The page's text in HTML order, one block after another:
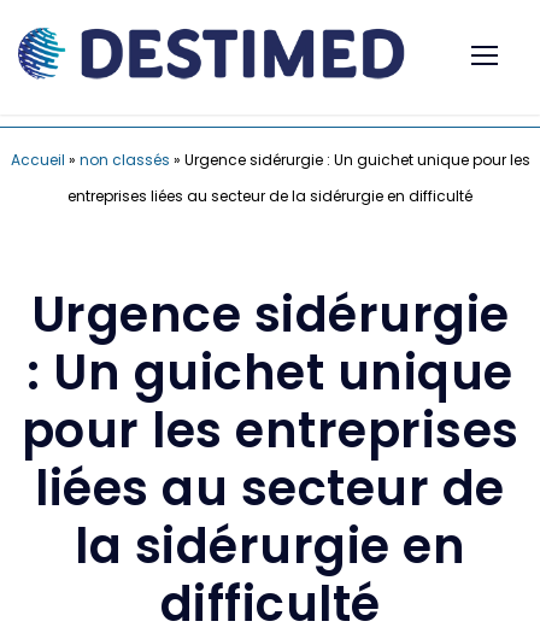
Accueil » non classés » Urgence sidérurgie : Un guichet unique pour les
entreprises liées au secteur de la sidérurgie en difficulté
Urgence sidérurgie
: Un guichet unique
pour les entreprises
liées au secteur de
la sidérurgie en
difficulté